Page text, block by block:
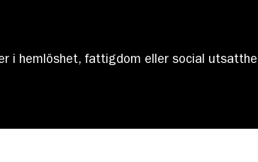
i hemlöshet, fattigdom eller social